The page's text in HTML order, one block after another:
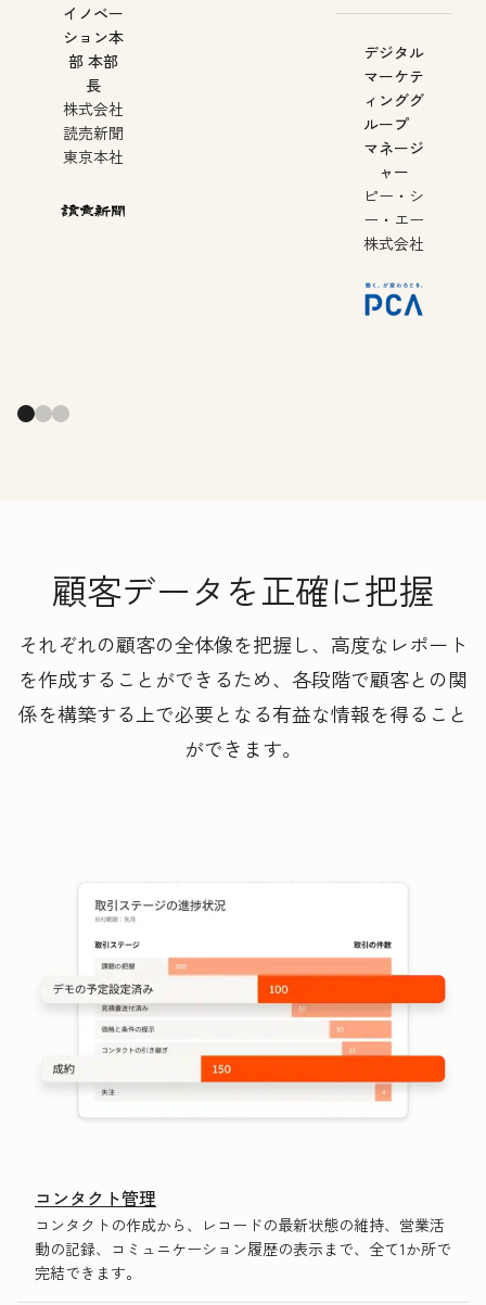
イノベー
ション本
部 本部
長
株式会社
読売新聞
東京本社
デジタル
マーケテ
ィンググ
ループ
マネージ
ャー
ピー・シ
ー・エー
株式会社
顧客データを正確に把握
それぞれの顧客の全体像を把握し、高度なレポート
を作成することができるため、各段階で顧客との関
係を構築する上で必要となる有益な情報を得ること
ができます。
コンタクト管理
コンタクトの作成から、レコードの最新状態の維持、営業活
動の記録、コミュニケーション履歴の表示まで、全て1か所で
完結できます。